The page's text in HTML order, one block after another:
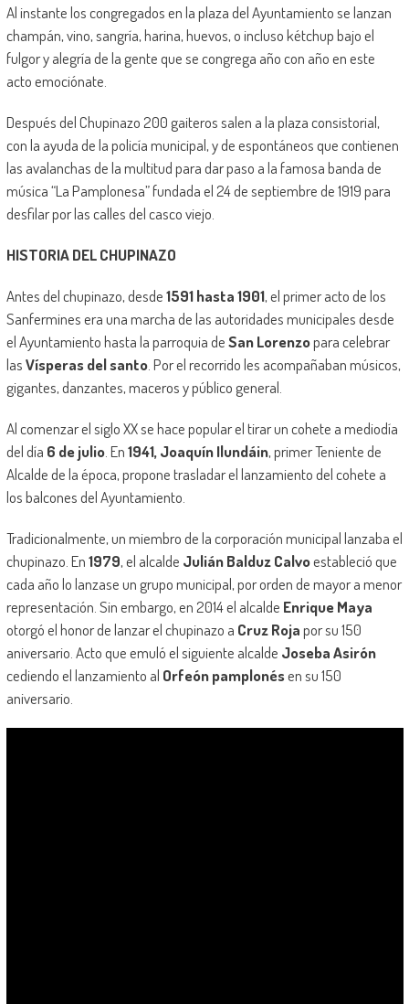
Al instante los congregados en la plaza del Ayuntamiento se lanzan
champán, vino, sangría, harina, huevos, o incluso kétchup bajo el
fulgor y alegría de la gente que se congrega año con año en este
acto emociónate.
Después del Chupinazo 200 gaiteros salen a la plaza consistorial,
con la ayuda de la policía municipal, y de espontáneos que contienen
las avalanchas de la multitud para dar paso a la famosa banda de
música “La Pamplonesa” fundada el 24 de septiembre de 1919 para
desfilar por las calles del casco viejo.
HISTORIA DEL CHUPINAZO
Antes del chupinazo, desde1591 hasta 1901, el primer acto de los
Sanfermines era una marcha de las autoridades municipales desde
el Ayuntamiento hasta la parroquia deSan Lorenzopara celebrar
lasVísperas del santo. Por el recorrido les acompañaban músicos,
gigantes, danzantes, maceros y público general.
Al comenzar el siglo XX se hace popular el tirar un cohete a mediodía
del día 6 de julio. En1941, Joaquín Ilundáin, primer Teniente de
Alcalde de la época, propone trasladar el lanzamiento del cohete a
los balcones del Ayuntamiento.
Tradicionalmente, un miembro de la corporación municipal lanzaba el
chupinazo. En1979, el alcalde Julián Balduz Calvoestableció que
cada año lo lanzase un grupo municipal, por orden de mayor a menor
representación. Sin embargo, en 2014 el alcalde Enrique Maya
otorgó el honor de lanzar el chupinazo a Cruz Rojapor su 150
aniversario. Acto que emuló el siguiente alcalde Joseba Asirón
cediendo el lanzamiento al Orfeón pamplonésen su 150
aniversario.